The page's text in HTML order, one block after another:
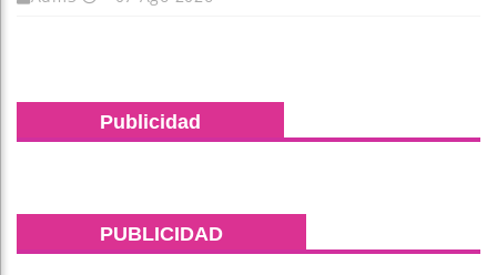
Publicidad
PUBLICIDAD